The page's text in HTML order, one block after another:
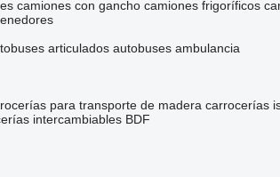
camiones con gancho camiones frigoríficos
articulados autobuses ambulancia
para transporte de madera carrocerías
intercambiables BDF